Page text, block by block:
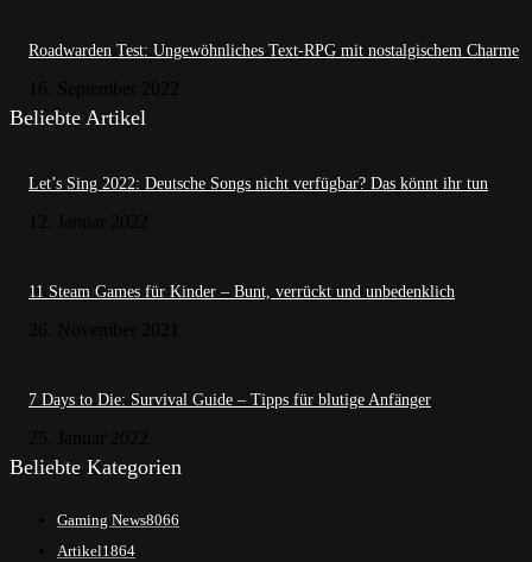
Roadwarden Test: Ungewöhnliches Text-RPG mit nostalgischem Charme
Beliebte Artikel
Let’s Sing 2022: Deutsche Songs nicht verfügbar? Das könnt ihr tun
11 Steam Games für Kinder – Bunt, verrückt und unbedenklich
7 Days to Die: Survival Guide – Tipps für blutige Anfänger
Beliebte Kategorien
Gaming News8066
Artikel1864